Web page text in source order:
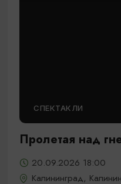
СПЕКТАКЛИ
Пролетая над
20.09.2026 18:00
Калининград,